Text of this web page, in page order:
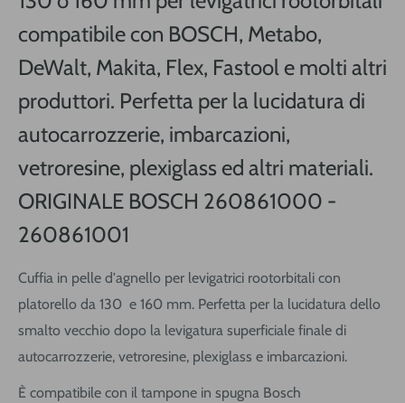
compatibile con BOSCH, Metabo,
DeWalt, Makita, Flex, Fastool e molti altri
produttori. Perfetta per la lucidatura di
autocarrozzerie, imbarcazioni,
vetroresine, plexiglass ed altri materiali.
ORIGINALE BOSCH 260861000 -
260861001
Cuffia in pelle d'agnello per levigatrici rootorbitali con
platorello da 130 e 160 mm. Perfetta per la lucidatura dello
smalto vecchio dopo la levigatura superficiale finale di
autocarrozzerie, vetroresine, plexiglass e imbarcazioni.
È compatibile con il tampone in spugna Bosch